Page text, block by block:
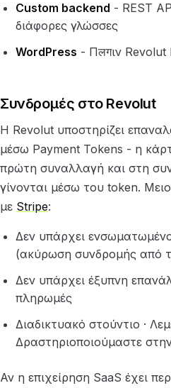
Custom backend - REST
διάφορες γλώσσες
WordPress - Πलगιν Revolut
Συνδρομές στο Revolut
Η Revolut υποστηρίζει
μέσω Payment Tokens - η
πρώτη συναλλαγή και στη
γίνονται μέσω του token.
με Stripe:
Δεν υπάρχει
(ακύρωση συνδρομής από
Δεν υπάρχει έξυπνη
πληρωμές
Διαδικτυακό στούντιο ·
Δραστηριοποιούμαστε
Αν η επιχείρηση SaaS έχει